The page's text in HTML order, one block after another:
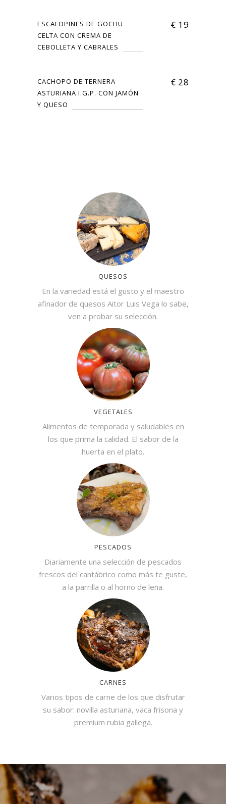
ESCALOPINES DE GOCHU
CELTA CON CREMA DE
CEBOLLETA Y CABRALES
€ 19
CACHOPO DE TERNERA
ASTURIANA I.G.P. CON JAMÓN
Y QUESO
€ 28
QUESOS
En la variedad está el gusto y el maestro
afinador de quesos Aitor Luis Vega lo sabe,
ven a probar su selección.
VEGETALES
Alimentos de temporada y saludables en
los que prima la calidad. El sabor de la
huerta en el plato.
PESCADOS
Diariamente una selección de pescados
frescos del cantábrico como más te guste,
a la parrilla o al horno de leña.
CARNES
Varios tipos de carne de los que disfrutar
su sabor: novilla asturiana, vaca frisona y
premium rubia gallega.